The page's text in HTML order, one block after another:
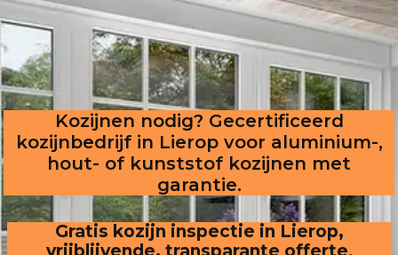
Kozijnen nodig? Gecertificeerd
kozijnbedrijf in Lierop voor aluminium-,
hout- of kunststof kozijnen met
garantie.
Gratis kozijn inspectie in Lierop,
vrijblijvende, transparante offerte.